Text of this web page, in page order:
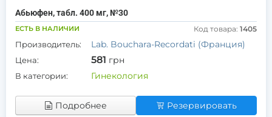
Абьюфен, табл. 400 мг, №30
ЕСТЬ В НАЛИЧИИ Код товара: 1405
Производитель: Lab. Bouchara-Recordati (Франция)
Цена: 581 грн
В категории: Гинекология
Подробнее Резервировать